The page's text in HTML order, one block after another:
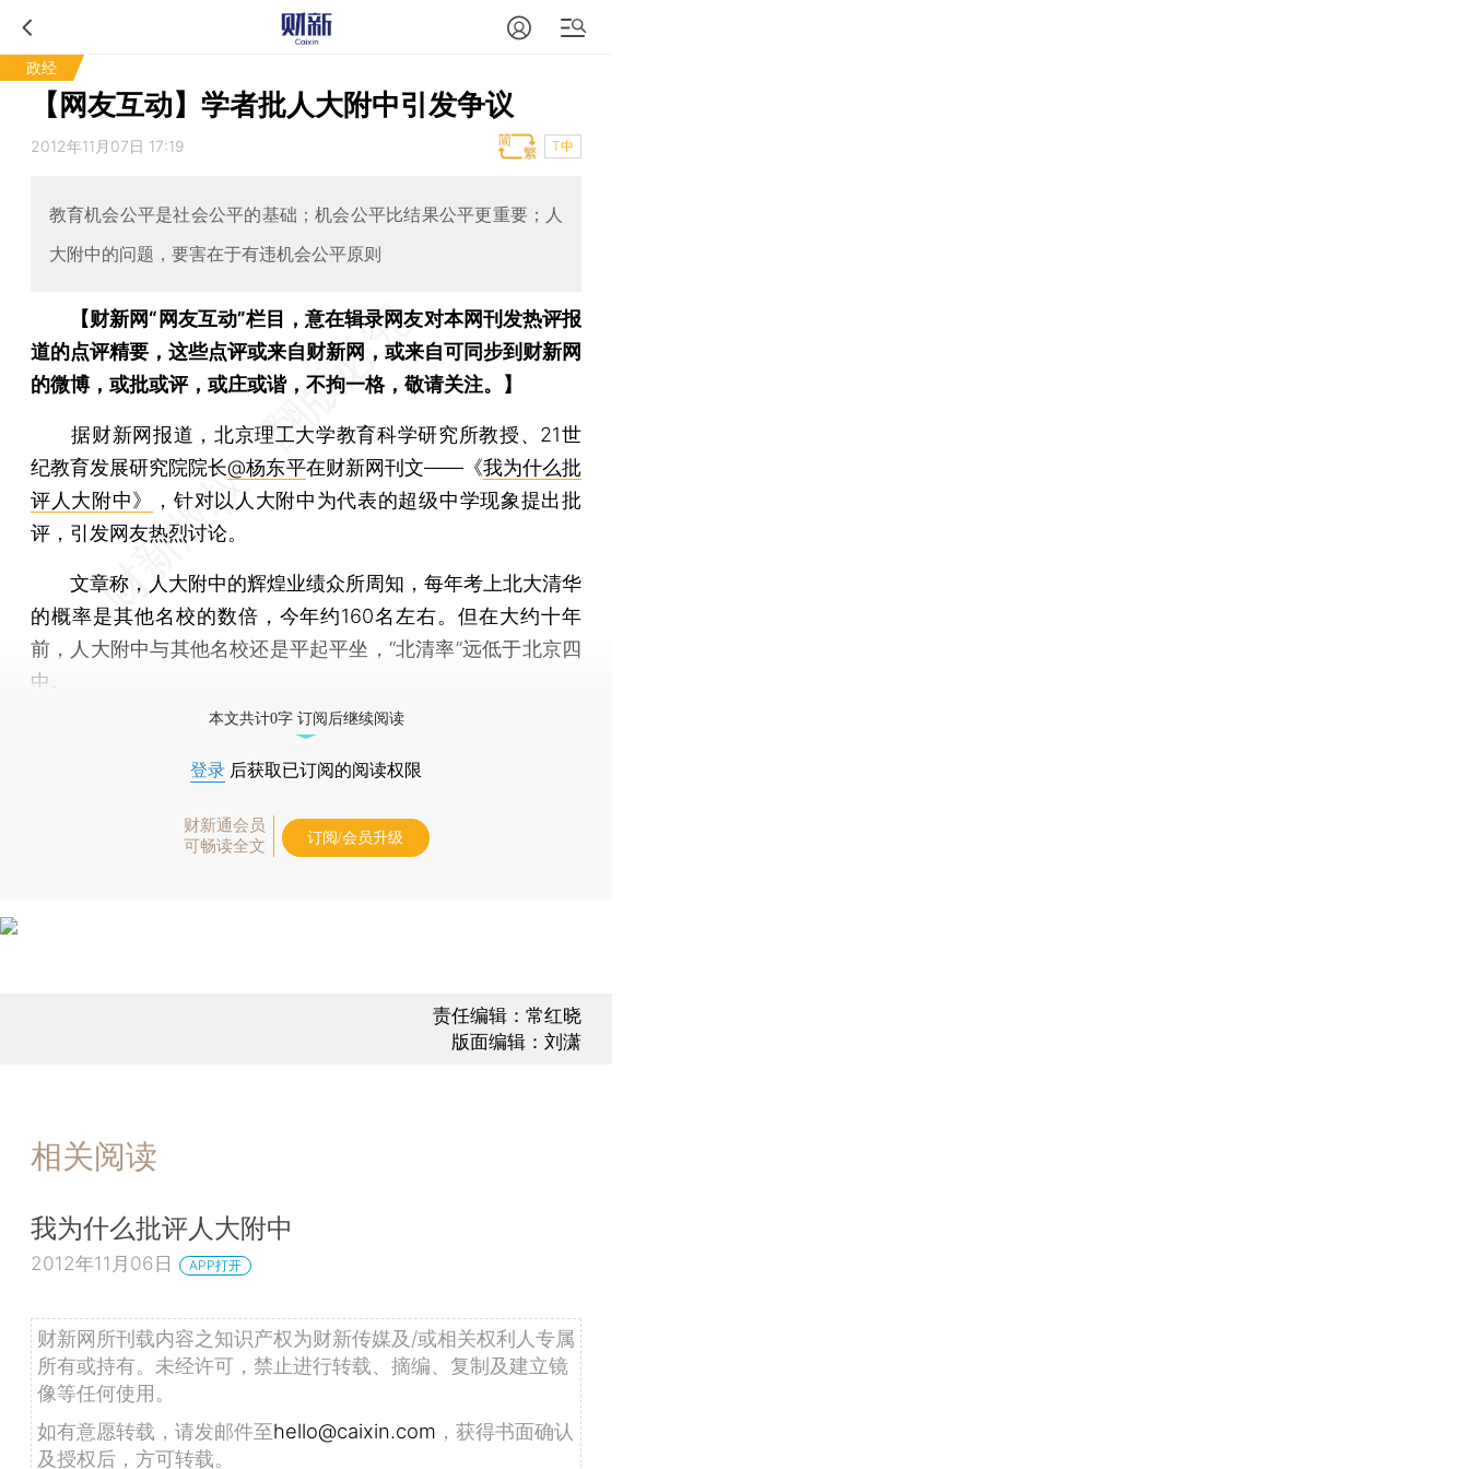
政经
【网友互动】学者批人大附中引发争议
2012年11月07日 17:19 T中
教育机会公平是社会公平的基础；机会公平比结果公平更重要；人
大附中的问题，要害在于有违机会公平原则
【财新网“网友互动”栏目，意在辑录网友对本网刊发热评报
道的点评精要，这些点评或来自财新网，或来自可同步到财新网
的微博，或批或评，或庄或谐，不拘一格，敬请关注。】
据财新网报道，北京理工大学教育科学研究所教授、21世
纪教育发展研究院院长@杨东平在财新网刊文——《我为什么批
评人大附中》
，针对以人大附中为代表的超级中学现象提出批
评，引发网友热烈讨论。
文章称，人大附中的辉煌业绩众所周知，每年考上北大清华
的概率是其他名校的数倍，今年约160名左右。但在大约十年
前，人大附中与其他名校还是平起平坐，“北清率”远低于北京四
中。
本文共计0字 订阅后继续阅读
登录 后获取已订阅的阅读权限
财新通会员
可畅读全文
订阅/会员升级
责任编辑：常红晓
版面编辑：刘潇
相关阅读
我为什么批评人大附中
2012年11月06日 APP打开
财新网所刊载内容之知识产权为财新传媒及/或相关权利人专属
所有或持有。未经许可，禁止进行转载、摘编、复制及建立镜
像等任何使用。
如有意愿转载，请发邮件至hello@caixin.com ，获得书面确认
及授权后，方可转载。